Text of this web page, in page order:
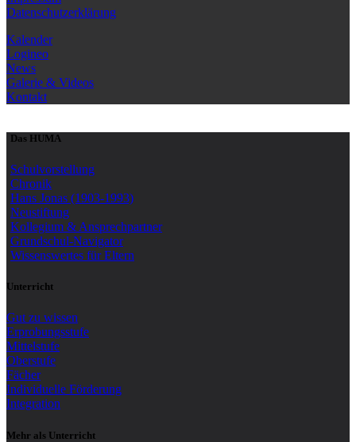
Datenschutzerklärung
Kalender
Logineo
News
Galerie & Videos
Kontakt
Das HUMA
Schulvorstellung
Chronik
Hans Jonas (1903-1993)
Neustiftung
Kollegium & Ansprechpartner
Grundschul-Navigator
Wissenswertes für Eltern
Unterricht
Gut zu wissen
Erprobungsstufe
Mittelstufe
Oberstufe
Fächer
Individuelle Förderung
Integration
Mehr als Unterricht